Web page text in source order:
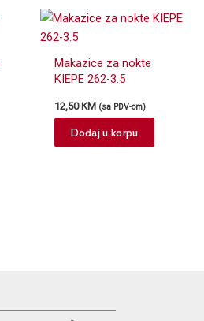
Makazice za nokte
KIEPE 262-3.5
12,50KM (sa PDV-om)
Dodaj u korpu